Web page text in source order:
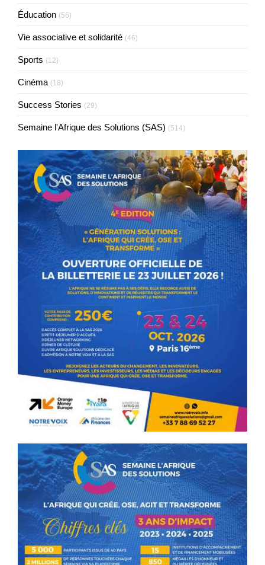
Éducation (56)
Vie associative et solidarité (46)
Sports (12)
Cinéma (18)
Success Stories (29)
Semaine l'Afrique des Solutions (SAS) (514)